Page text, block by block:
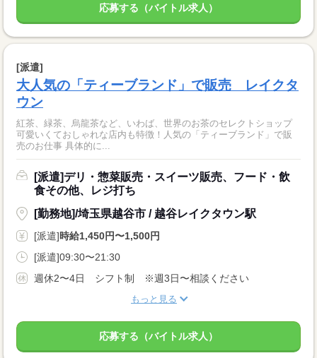
応募する（バイトル求人）
[派遣]
大人気の「ティーブランド」で販売 レイクタ
ウン
紅茶、緑茶、烏龍茶など、いわば、世界のお茶のセレクトショップ
可愛いくておしゃれな店内も特徴！人気の「ティーブランド」で販
売のお仕事 具体的に...
[派遣]デリ・惣菜販売・スイーツ販売、フード・飲
食その他、レジ打ち
[勤務地]/埼玉県越谷市 / 越谷レイクタウン駅
[派遣]時給1,450円〜1,500円
[派遣]09:30〜21:30
週休2〜4日 シフト制 ※週3日〜相談ください
もっと見る
応募する（バイトル求人）